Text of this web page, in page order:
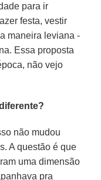
para ir
festa, vestir
maneira leviana -
Essa proposta
não vejo
não mudou
A questão é que
uma dimensão
pra